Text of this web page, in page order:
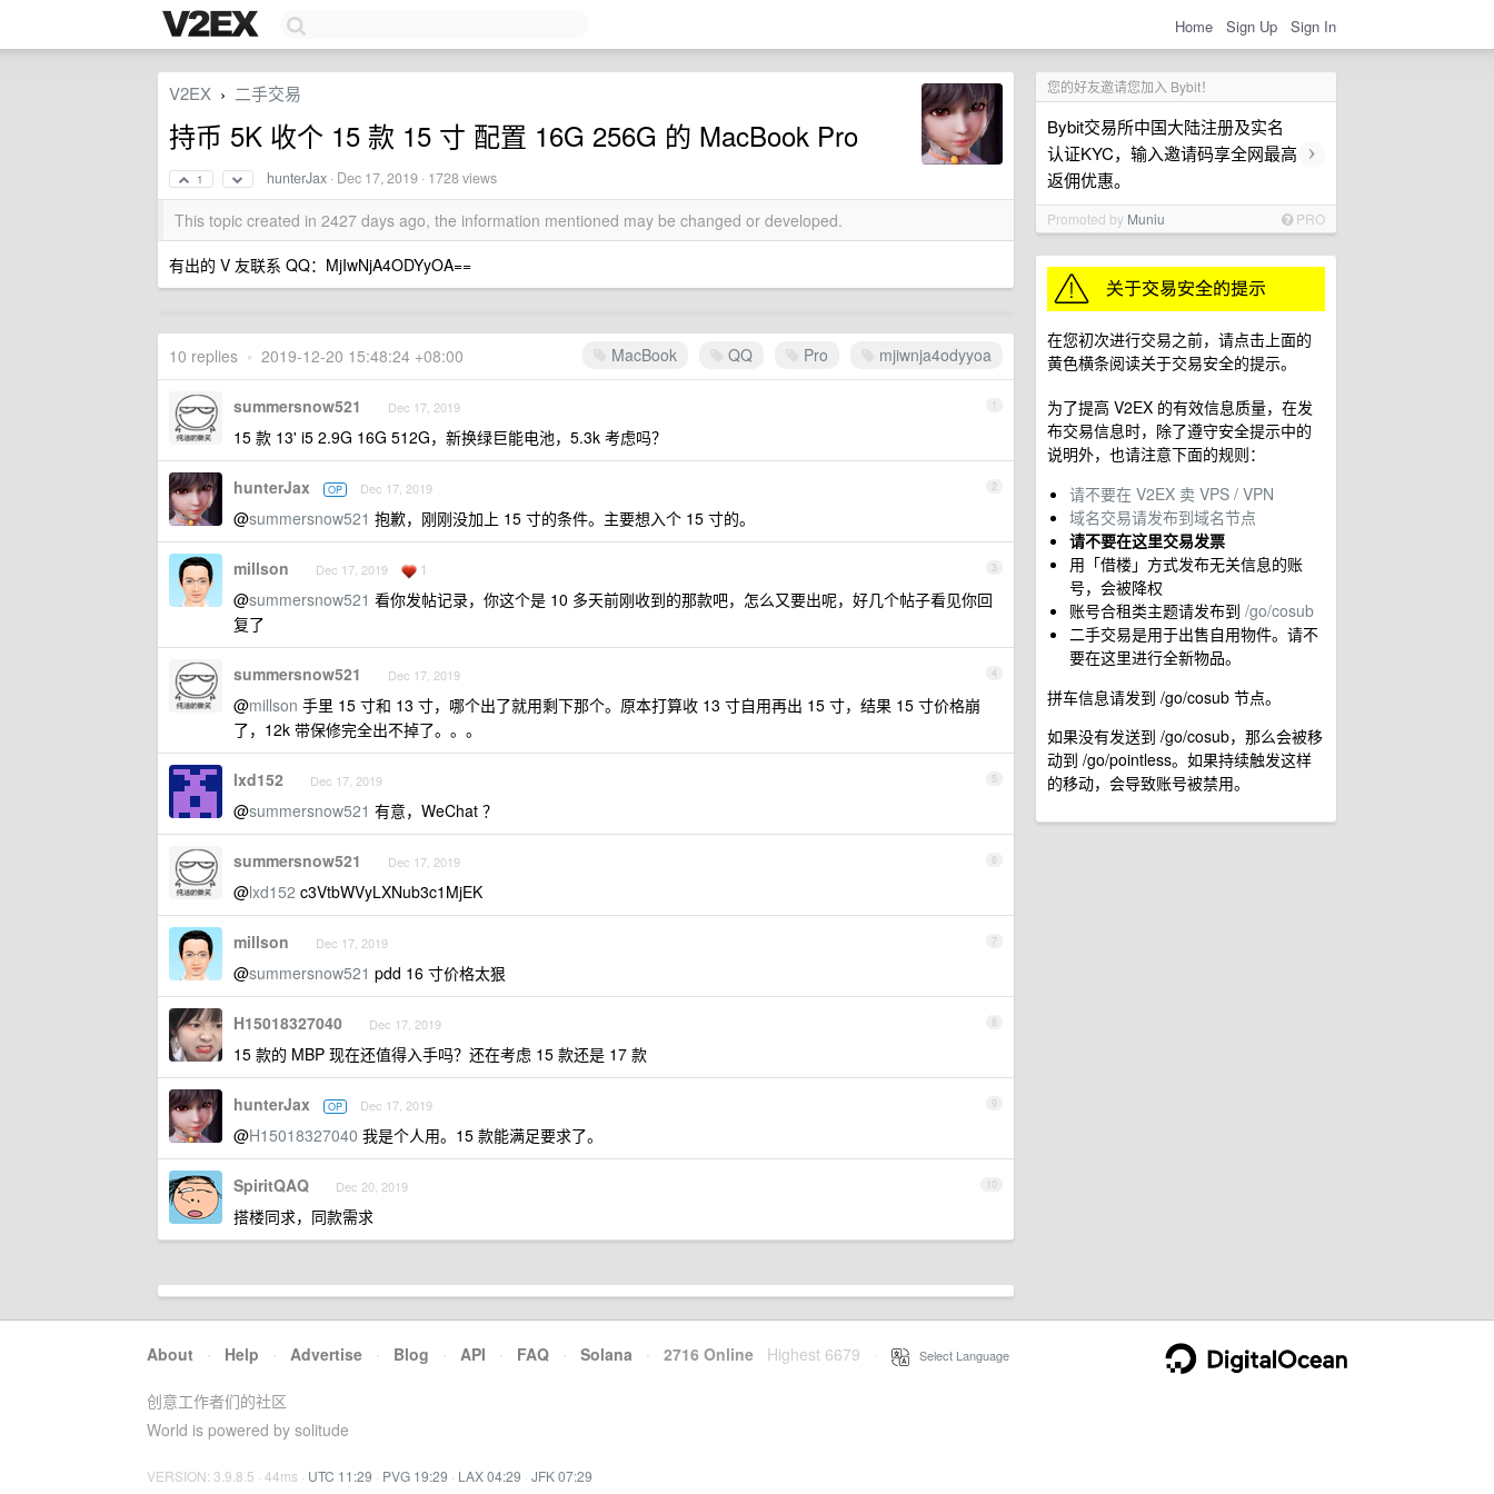
Home Sign Up Sign In
您的好友邀请您加入 Bybit！
Bybit交易所中国大陆注册及实名
认证KYC，输入邀请码享全网最高
返佣优惠。
›
Promoted by Muniu PRO
在您初次进行交易之前，请点击上面的
黄色横条阅读关于交易安全的提示。
为了提高 V2EX 的有效信息质量，在发
布交易信息时，除了遵守安全提示中的
说明外，也请注意下面的规则：
请不要在 V2EX 卖 VPS / VPN
域名交易请发布到域名节点
请不要在这里交易发票
用「借楼」方式发布无关信息的账
号，会被降权
账号合租类主题请发布到 /go/cosub
二手交易是用于出售自用物件。请不
要在这里进行全新物品。
拼车信息请发到 /go/cosub 节点。
如果没有发送到 /go/cosub，那么会被移
动到 /go/pointless。如果持续触发这样
的移动，会导致账号被禁用。
V2EX › 二手交易
持币 5K 收个 15 款 15 寸 配置 16G 256G 的 MacBook Pro
1 hunterJax · Dec 17, 2019 · 1728 views
This topic created in 2427 days ago, the information mentioned may be changed or developed.
有出的 V 友联系 QQ：MjIwNjA4ODYyOA==
MacBook QQ Pro mjiwnja4odyyoa
10 replies • 2019-12-20 15:48:24 +08:00
1
summersnow521 Dec 17, 2019
15 款 13' i5 2.9G 16G 512G，新换绿巨能电池，5.3k 考虑吗？
2
hunterJax OP Dec 17, 2019
@summersnow521 抱歉，刚刚没加上 15 寸的条件。主要想入个 15 寸的。
3
millson Dec 17, 2019 1
@summersnow521 看你发帖记录，你这个是 10 多天前刚收到的那款吧，怎么又要出呢，好几个帖子看见你回
复了
4
summersnow521 Dec 17, 2019
@millson 手里 15 寸和 13 寸，哪个出了就用剩下那个。原本打算收 13 寸自用再出 15 寸，结果 15 寸价格崩
了，12k 带保修完全出不掉了。。。
5
lxd152 Dec 17, 2019
@summersnow521 有意，WeChat ？
6
summersnow521 Dec 17, 2019
@lxd152 c3VtbWVyLXNub3c1MjEK
7
millson Dec 17, 2019
@summersnow521 pdd 16 寸价格太狠
8
H15018327040 Dec 17, 2019
15 款的 MBP 现在还值得入手吗？还在考虑 15 款还是 17 款
9
hunterJax OP Dec 17, 2019
@H15018327040 我是个人用。15 款能满足要求了。
10
SpiritQAQ Dec 20, 2019
搭楼同求，同款需求
About · Help · Advertise · Blog · API · FAQ · Solana · 2716 Online Highest 6679 Select Language
创意工作者们的社区
World is powered by solitude
VERSION: 3.9.8.5 · 44ms · UTC 11:29 · PVG 19:29 · LAX 04:29 · JFK 07:29